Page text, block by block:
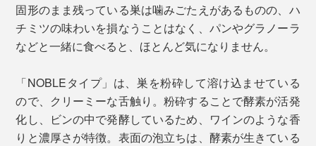
固形のまま残っている巣は噛みごたえがあるものの、ハ
チミツの味わいを損なうことはなく、パンやグラノーラ
などと一緒に食べると、ほとんど気になりません。
「NOBLEタイプ」は、巣を粉砕して溶け込ませている
ので、クリーミーな舌触り。粉砕することで酵素が活発
化し、ビンの中で発酵しているため、ワインのような香
りと濃厚さが特徴。表面の泡立ちは、酵素が生きている